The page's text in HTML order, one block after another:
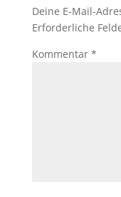
Deine E-Mail-
Erforderliche
Kommentar *